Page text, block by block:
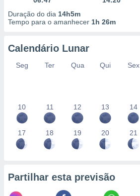
Duração do dia 14h5m
Tempo para o amanhecer 1h 26m
Calendário Lunar
Seg Ter Qua Qui Sex
10 11 12 13 14
17 18 19 20 21
Partilhar esta previsão